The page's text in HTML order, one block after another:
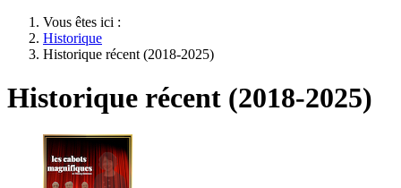
Vous êtes ici :
Historique
Historique récent (2018-2025)
Historique récent (2018-2025)